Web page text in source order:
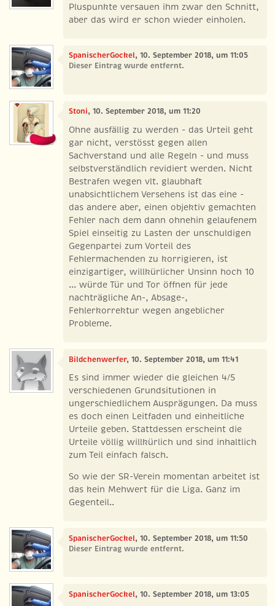
Pluspunkte versauen ihm zwar den Schnitt,
aber das wird er schon wieder einholen.
SpanischerGockel, 10. September 2018, um 11:05
Dieser Eintrag wurde entfernt.
Stoni, 10. September 2018, um 11:20
Ohne ausfällig zu werden - das Urteil geht
gar nicht, verstösst gegen allen
Sachverstand und alle Regeln - und muss
selbstverständlich revidiert werden. Nicht
Bestrafen wegen vlt. glaubhaft
unabsichtlichem Versehens ist das eine -
das andere aber, einen objektiv gemachten
Fehler nach dem dann ohnehin gelaufenem
Spiel einseitig zu Lasten der unschuldigen
Gegenpartei zum Vorteil des
Fehlermachenden zu korrigieren, ist
einzigartiger, willkürlicher Unsinn hoch 10
... würde Tür und Tor öffnen für jede
nachträgliche An-, Absage-,
Fehlerkorrektur wegen angeblicher
Probleme.
Bildchenwerfer, 10. September 2018, um 11:41
Es sind immer wieder die gleichen 4/5
verschiedenen Grundsitutionen in
ungerschiedlichem Ausprägungen. Da muss
es doch einen Leitfaden und einheitliche
Urteile geben. Stattdessen erscheint die
Urteile völlig willkürlich und sind inhaltlich
zum Teil einfach falsch.
So wie der SR-Verein momentan arbeitet ist
das kein Mehwert für die Liga. Ganz im
Gegenteil..
SpanischerGockel, 10. September 2018, um 11:50
Dieser Eintrag wurde entfernt.
SpanischerGockel, 10. September 2018, um 13:05